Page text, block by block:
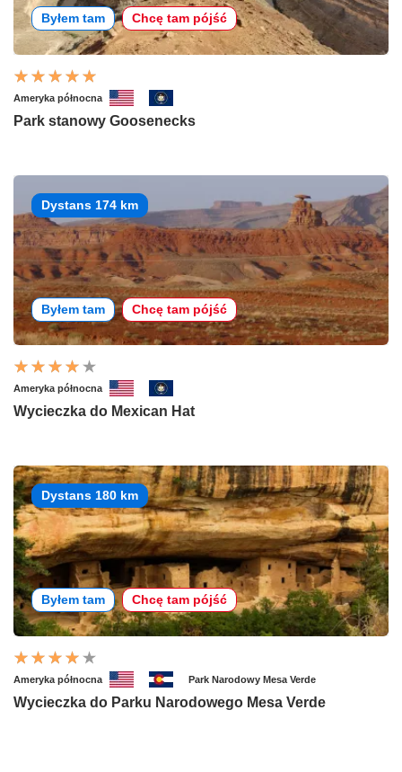
Byłem tam Chcę tam pójść
Ameryka północna
Park stanowy Goosenecks
Dystans 174 km
Byłem tam Chcę tam pójść
Ameryka północna
Wycieczka do Mexican Hat
Dystans 180 km
Byłem tam Chcę tam pójść
Ameryka północna Park Narodowy Mesa Verde
Wycieczka do Parku Narodowego Mesa Verde